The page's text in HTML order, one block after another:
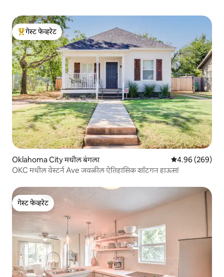
टॉप गेस्ट फेव्हरेट
गेस्ट फेव्हरेट
Oklahoma City मधील बंगला 5 पैकी 4.96
4.96 (269)
OKC मधील वेस्टर्न Ave जवळील ऐतिहासिक शॉटगन हाऊस!
गेस्ट फेव्हरेट
गेस्ट फेव्हरेट